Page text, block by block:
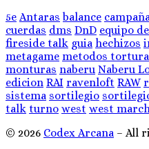
5e Antaras balance campaña
cuerdas dms DnD equipo
fireside talk guia hechizos
metagame metodos tortura
monturas naberu Naberu
edicion RAI ravenloft RAW
sistema sortilegio
talk turno west west
© 2026 Codex Arcana – All